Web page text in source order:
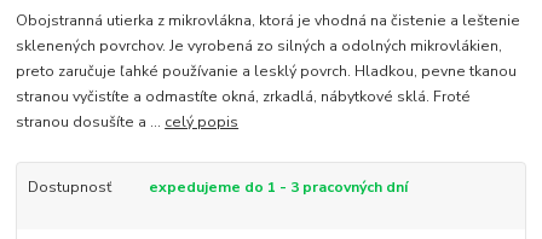
Obojstranná utierka z mikrovlákna, ktorá je vhodná na čistenie a leštenie
sklenených povrchov. Je vyrobená zo silných a odolných mikrovlákien,
preto zaručuje ľahké používanie a lesklý povrch. Hladkou, pevne tkanou
stranou vyčistíte a odmastíte okná, zrkadlá, nábytkové sklá. Froté
stranou dosušíte a ... celý popis
Dostupnosť expedujeme do 1 - 3 pracovných dní